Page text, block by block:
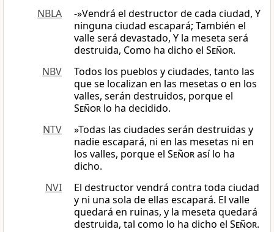
NBLA
-»Vendrá el destructor de cada ciudad, Y
ninguna ciudad escapará; También el
valle será devastado, Y la meseta será
destruida, Como ha dicho el Señor.
NBV
Todos los pueblos y ciudades, tanto las
que se localizan en las mesetas o en los
valles, serán destruidos, porque el
Señor lo ha decidido.
NTV
»Todas las ciudades serán destruidas y
nadie escapará, ni en las mesetas ni en
los valles, porque el Señorasí lo ha
dicho.
NVI
El destructor vendrá contra toda ciudad
y ni una sola de ellas escapará. El valle
quedará en ruinas, y la meseta quedará
destruida, tal como lo ha dicho el Señor.